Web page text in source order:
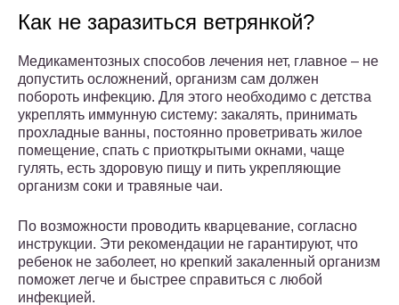
Как не заразиться ветрянкой?
Медикаментозных способов лечения нет, главное – не
допустить осложнений, организм сам должен
побороть инфекцию. Для этого необходимо с детства
укреплять иммунную систему: закалять, принимать
прохладные ванны, постоянно проветривать жилое
помещение, спать с приоткрытыми окнами, чаще
гулять, есть здоровую пищу и пить укрепляющие
организм соки и травяные чаи.
По возможности проводить кварцевание, согласно
инструкции. Эти рекомендации не гарантируют, что
ребенок не заболеет, но крепкий закаленный организм
поможет легче и быстрее справиться с любой
инфекцией.